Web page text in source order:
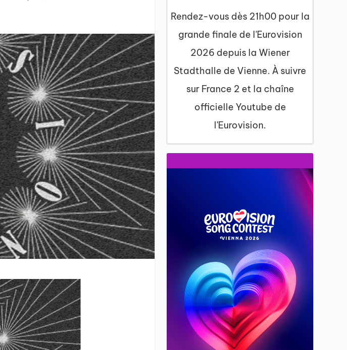
Rendez-vous dès 21h00 pour la
grande finale de l'Eurovision
2026 depuis la Wiener
Stadthalle de Vienne. À suivre
sur France 2 et la chaîne
officielle Youtube de
l'Eurovision.